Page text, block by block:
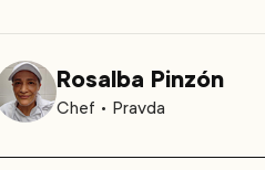
Rosalba Pinzón
Chef • Pravda